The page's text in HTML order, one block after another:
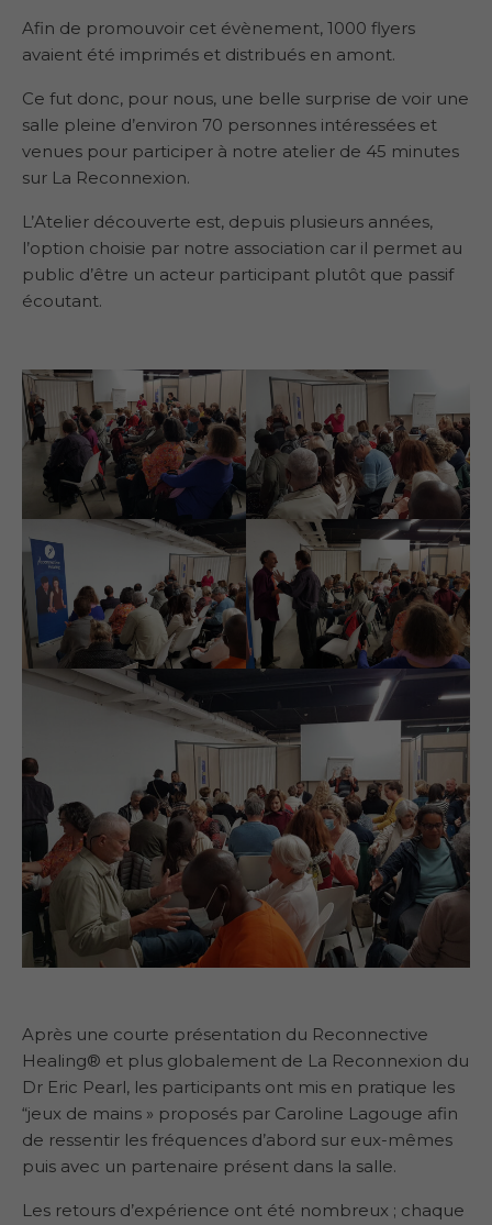
Afin de promouvoir cet évènement, 1000 flyers
avaient été imprimés et distribués en amont.
Ce fut donc, pour nous, une belle surprise de voir une
salle pleine d’environ 70 personnes intéressées et
venues pour participer à notre atelier de 45 minutes
sur La Reconnexion.
L’Atelier découverte est, depuis plusieurs années,
l’option choisie par notre association car il permet au
public d’être un acteur participant plutôt que passif
écoutant.
Après une courte présentation du Reconnective
Healing® et plus globalement de La Reconnexion du
Dr Eric Pearl, les participants ont mis en pratique les
“jeux de mains » proposés par Caroline Lagouge afin
de ressentir les fréquences d’abord sur eux-mêmes
puis avec un partenaire présent dans la salle.
Les retours d’expérience ont été nombreux ; chaque